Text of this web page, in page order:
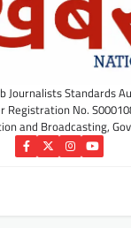
Journalists Standards
Registration No.
and Broadcasting,
Facebook
TwitterInstagram
YouTube